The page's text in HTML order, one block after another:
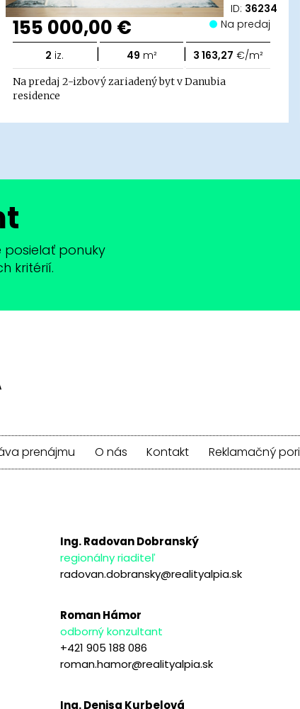
ID: 36234
155 000,00 € Na predaj
2 iz. | 49 m² | 3 163,27 €/m²
Na predaj 2-izbový zariadený byt v Danubia
residence
ponuky
kritérií.
prenájmu O nás Kontakt Reklamačný
Ing. Radovan Dobranský
regionálny riaditeľ
radovan.dobransky@realityalpia.sk
Roman Hámor
odborný konzultant
+421 905 188 086
roman.hamor@realityalpia.sk
Ing. Denisa Kurbelová